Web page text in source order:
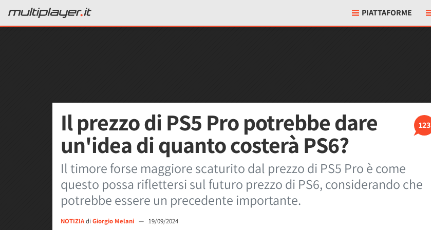
PIATTAFORME
123
Il prezzo di PS5 Pro potrebbe dare
un'idea di quanto costerà PS6?
Il timore forse maggiore scaturito dal prezzo di PS5 Pro è come
questo possa riflettersi sul futuro prezzo di PS6, considerando che
potrebbe essere un precedente importante.
NOTIZIAdi Giorgio Melani — 19/09/2024